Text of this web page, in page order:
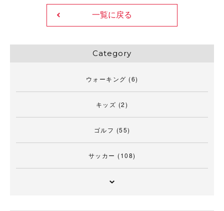
一覧に戻る
Category
ウォーキング (6)
キッズ (2)
ゴルフ (55)
サッカー (108)